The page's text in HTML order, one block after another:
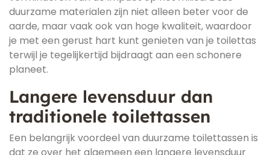
duurzame materialen zijn niet alleen beter voor de
aarde, maar vaak ook van hoge kwaliteit, waardoor
je met een gerust hart kunt genieten van je toilettas
terwijl je tegelijkertijd bijdraagt aan een schonere
planeet.
Langere levensduur dan
traditionele toilettassen
Een belangrijk voordeel van duurzame toilettassen is